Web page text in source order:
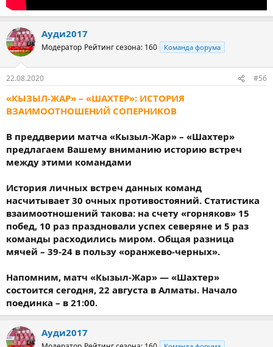
Ауди2017
Модератор Рейтинг сезона: 160 Команда форума
22.08.2020 #56
«КЫЗЫЛ-ЖАР» – «ШАХТЕР»: ИСТОРИЯ
ВЗАИМООТНОШЕНИЙ СОПЕРНИКОВ
В преддверии матча «Кызыл-Жар» – «Шахтер»
предлагаем Вашему вниманию историю встреч
между этими командами
История личных встреч данных команд
насчитывает 30 очных противостояний. Статистика
взаимоотношений такова: на счету «горняков» 15
побед, 10 раз праздновали успех северяне и 5 раз
команды расходились миром. Общая разница
мячей – 39-24 в пользу «оранжево-черных».
Напомним, матч «Кызыл-Жар» — «Шахтер»
состоится сегодня, 22 августа в Алматы. Начало
поединка – в 21:00.
Ауди2017